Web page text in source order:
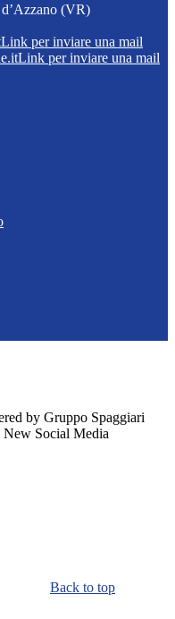
(VR)
Link per inviare una mail
Link per inviare una mail
by Gruppo Spaggiari
Social Media
Back to top